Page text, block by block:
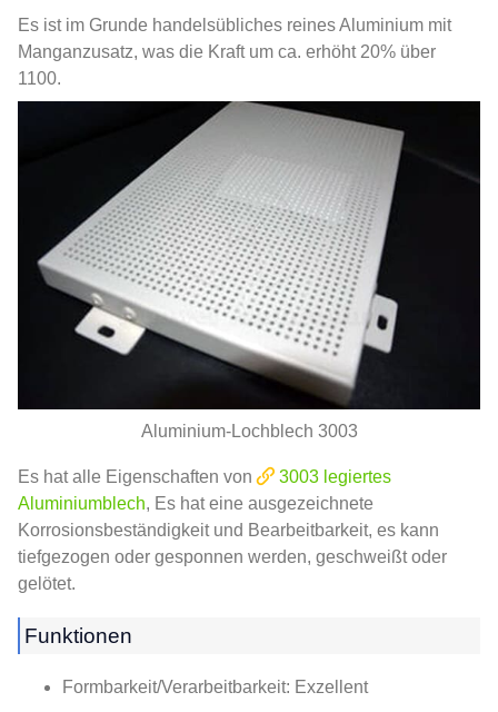
Es ist im Grunde handelsübliches reines Aluminium mit
Manganzusatz, was die Kraft um ca. erhöht 20% über
1100.
Aluminium-Lochblech 3003
Es hat alle Eigenschaften von
3003 legiertes
Aluminiumblech, Es hat eine ausgezeichnete
Korrosionsbeständigkeit und Bearbeitbarkeit, es kann
tiefgezogen oder gesponnen werden, geschweißt oder
gelötet.
Funktionen
Formbarkeit/Verarbeitbarkeit: Exzellent